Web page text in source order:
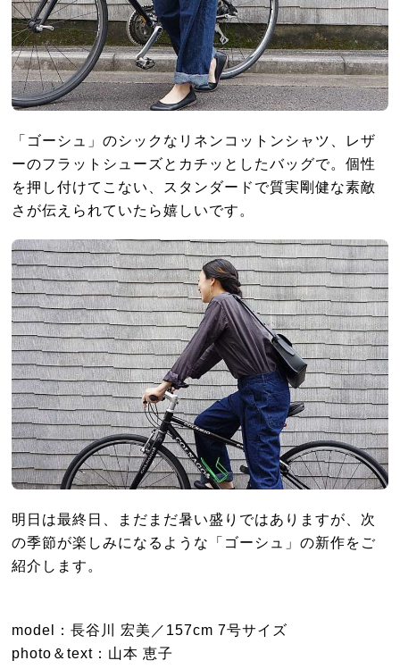
「ゴーシュ」のシックなリネンコットンシャツ、レザ
ーのフラットシューズとカチッとしたバッグで。個性
を押し付けてこない、スタンダードで質実剛健な素敵
さが伝えられていたら嬉しいです。
明日は最終日、まだまだ暑い盛りではありますが、次
の季節が楽しみになるような「ゴーシュ」の新作をご
紹介します。
model：長谷川 宏美／157cm 7号サイズ
photo＆text：山本 恵子